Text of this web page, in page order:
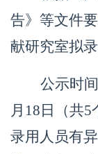
告》 等文件
献研究室拟
公示时
月 18 日（共5
录用人员有